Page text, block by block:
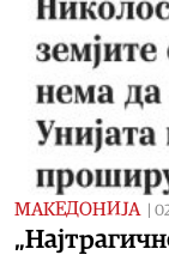
МАКЕДОНИЈА